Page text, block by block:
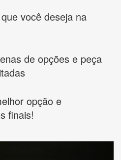
você deseja na
de opções e peça
opção e
finais!